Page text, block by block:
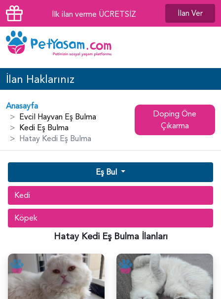
İlk ilan verme ÜCRETSİZ İlan Ver
İlan Haklarınız
Anasayfa
Evcil Hayvan Eş Bulma
Kedi Eş Bulma
Hatay Kedi Eş Bulma
Doping Öne
Çıkarma
Eş Bul
Kedi
Köpek
Hatay Kedi Eş Bulma İlanları